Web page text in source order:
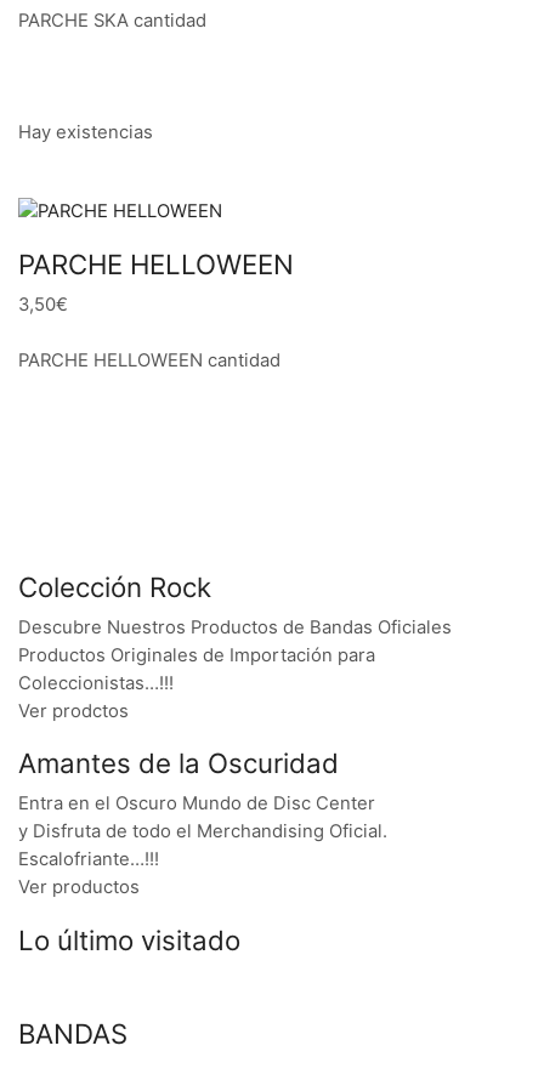
PARCHE SKA cantidad
Hay existencias
PARCHE HELLOWEEN
3,50€
PARCHE HELLOWEEN cantidad
Colección Rock
Descubre Nuestros Productos de Bandas Oficiales
Productos Originales de Importación para
Coleccionistas…!!!
Ver prodctos
Amantes de la Oscuridad
Entra en el Oscuro Mundo de Disc Center
y Disfruta de todo el Merchandising Oficial.
Escalofriante…!!!
Ver productos
Lo último visitado
BANDAS